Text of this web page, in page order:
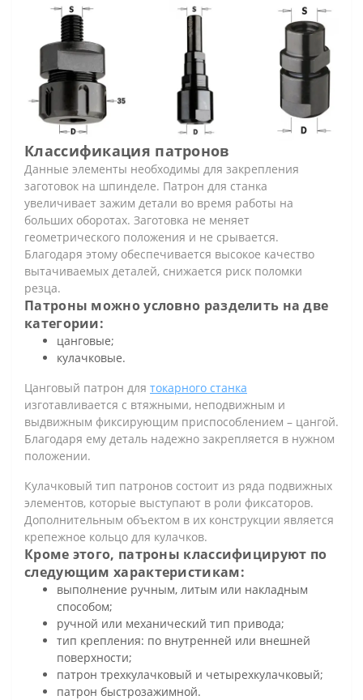
Классификация патронов
Данные элементы необходимы для закрепления
заготовок на шпинделе. Патрон для станка
увеличивает зажим детали во время работы на
больших оборотах. Заготовка не меняет
геометрического положения и не срывается.
Благодаря этому обеспечивается высокое качество
вытачиваемых деталей, снижается риск поломки
резца.
Патроны можно условно разделить на две
категории:
цанговые;
кулачковые.
Цанговый патрон для токарного станка
изготавливается с втяжными, неподвижным и
выдвижным фиксирующим приспособлением – цангой.
Благодаря ему деталь надежно закрепляется в нужном
положении.
Кулачковый тип патронов состоит из ряда подвижных
элементов, которые выступают в роли фиксаторов.
Дополнительным объектом в их конструкции является
крепежное кольцо для кулачков.
Кроме этого, патроны классифицируют по
следующим характеристикам:
выполнение ручным, литым или накладным
способом;
ручной или механический тип привода;
тип крепления: по внутренней или внешней
поверхности;
патрон трехкулачковый и четырехкулачковый;
патрон быстрозажимной.